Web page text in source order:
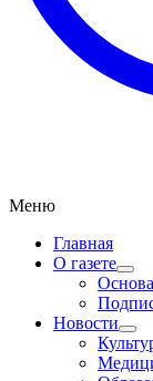
Меню
Главная
О газете
Новости